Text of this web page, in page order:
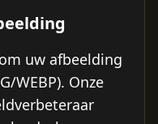
uw afbeelding
WEBP). Onze